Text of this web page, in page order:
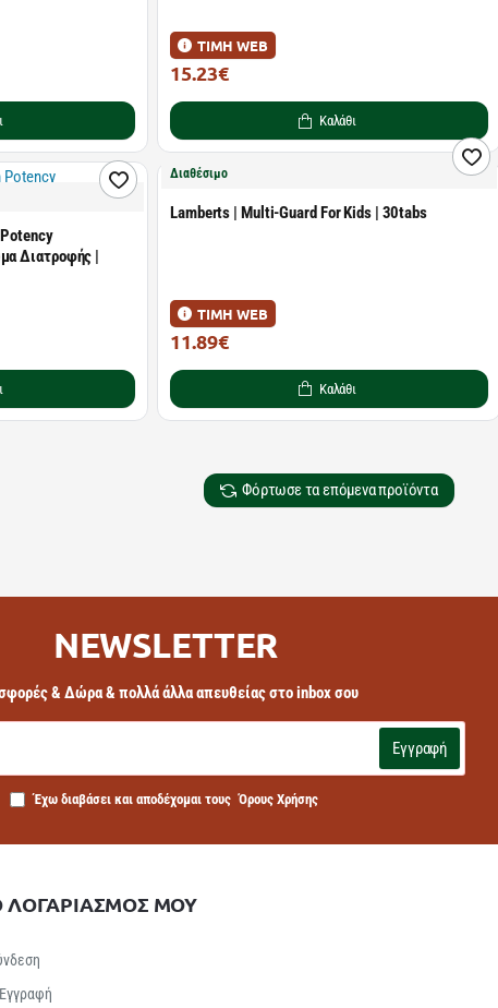
ΤΙΜΗ WEB
15.23€
Καλάθι
Διατροφής |
Διαθέσιμο
Lamberts | Multi-Guard For Kids | 30tabs
ΤΙΜΗ WEB
11.89€
Καλάθι
Φόρτωσε τα επόμενα προϊόντα
NEWSLETTER
& Δώρα & πολλά άλλα απευθείας στο inbox σου
Εγγραφή
Έχω διαβάσει και αποδέχομαι τους Όρους Χρήσης
ΛΟΓΑΡΙΑΣΜΟΣ ΜΟΥ
Εγγραφή